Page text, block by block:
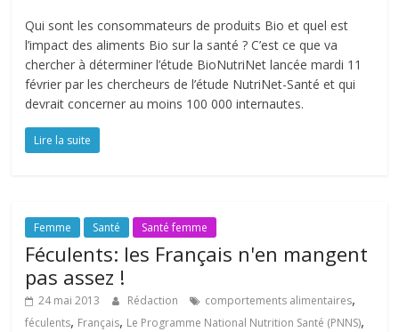
Qui sont les consommateurs de produits Bio et quel est
l’impact des aliments Bio sur la santé ? C’est ce que va
chercher à déterminer l’étude BioNutriNet lancée mardi 11
février par les chercheurs de l’étude NutriNet-Santé et qui
devrait concerner au moins 100 000 internautes.
Lire la suite
Femme Santé Santé femme
Féculents: les Français n'en mangent
pas assez !
24 mai 2013 Rédaction comportements alimentaires,
féculents, Français, Le Programme National Nutrition Santé (PNNS),